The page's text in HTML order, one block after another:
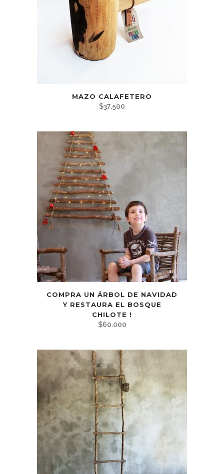
MAZO CALAFETERO
$37.500
COMPRA UN ÁRBOL DE NAVIDAD
Y RESTAURA EL BOSQUE
CHILOTE !
$60.000